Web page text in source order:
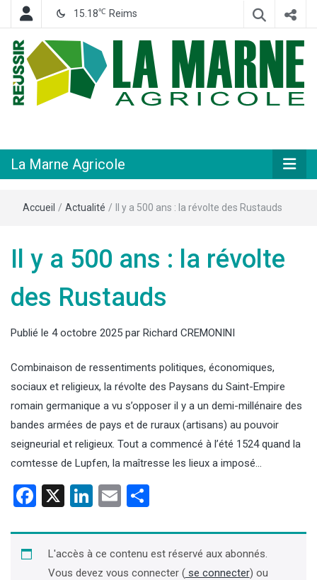
15.18℃ Reims
Agricole
La Marne Agricole
Accueil / Actualité / Il y a 500 ans : la révolte des Rustauds
Il y a 500 ans : la révolte
des Rustauds
Publié le 4 octobre 2025 par Richard CREMONINI
Combinaison de ressentiments politiques, économiques,
sociaux et religieux, la révolte des Paysans du Saint-Empire
romain germanique a vu s’opposer il y a un demi-millénaire des
bandes armées de pays et de ruraux (artisans) au pouvoir
seigneurial et religieux. Tout a commencé à l’été 1524 quand la
comtesse de Lupfen, la maîtresse les lieux a imposé…
Facebook
X LinkedIn
Email
L'accès à ce contenu est réservé aux abonnés.
Vous devez vous connecter (se connecter) ou